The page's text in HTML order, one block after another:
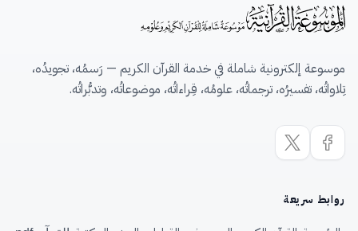
موسوعة إلكترونية شاملة في خدمة القرآن الكريم — رَسمُه، تجويدُه،
تِلاواتُه، تفسيرُه، ترجماتُه، علومُه، قِراءاتُه، موضوعاتُه، وتدبُّراتُه.
روابط سريعة